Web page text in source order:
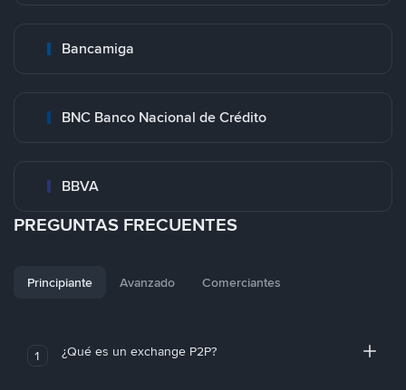
Bancamiga
BNC Banco Nacional de Crédito
BBVA
PREGUNTAS FRECUENTES
Principiante Avanzado Comerciantes
1 ¿Qué es un exchange P2P?